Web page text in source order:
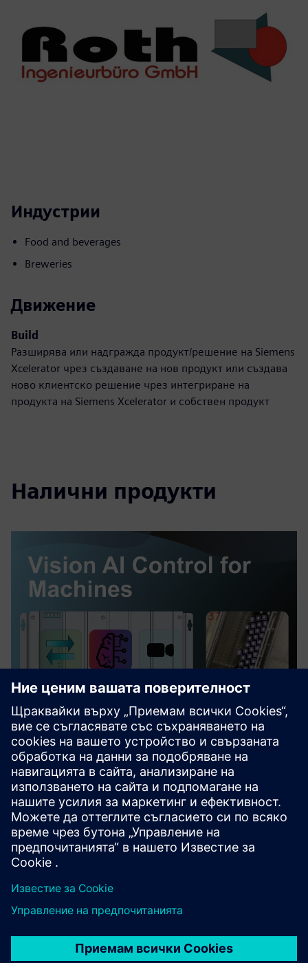
Индустрии
Food and beverages
Breweries
Движение
Build
Разширява или надгражда продукт/решение на Siemens
Xcelerator чрез създаване на нов продукт или създава
ново клиентско решение чрез интегриране на
продукта на Siemens Xcelerator и собствен продукт
Налични продукти
Vision AI Control for Machines
This offering provides a complete AI vision solution to
optimize machines through real-time detection and
regulation.
Научете повече